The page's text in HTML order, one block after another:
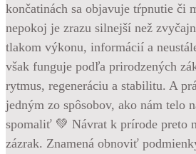
končatinách sa objavuje tŕpnutie či
nepokoj je zrazu silnejší než
tlakom výkonu, informácií a
však funguje podľa prirodzených
rytmus, regeneráciu a stabilitu. A
jedným zo spôsobov, ako nám telo
spomaliť 💚 Návrat k prírode preto
zázrak. Znamená obnoviť